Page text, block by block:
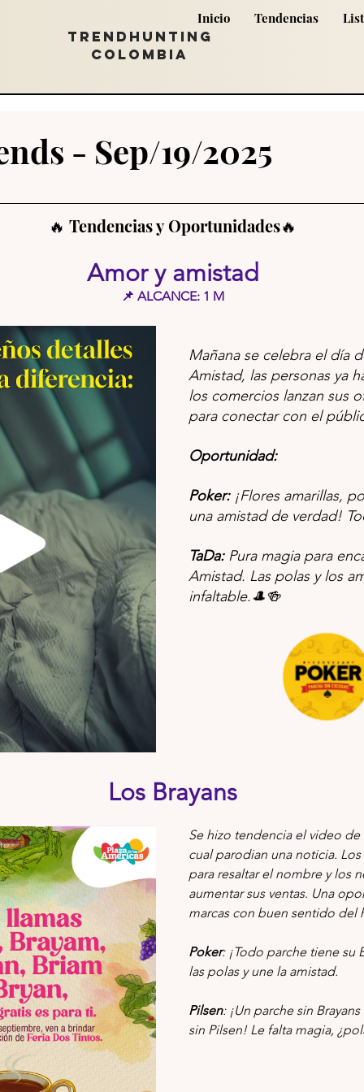
Inicio Tendencias
TRENDHUNTING
COLOMBIA
- Sep/19/2025
🔥 Tendencias y Oportunidades🔥
Amor y amistad
📌 ALCANCE: 1 M
Mañana se celebra el día
Amistad, las personas ya
los comercios lanzan sus
para conectar con el
Oportunidad:
Poker: ¡Flores amarillas,
una amistad de verdad!
TaDa: Pura magia para
Amistad. Las polas y los
infaltable.🎩🍻
Los Brayans
Se hizo tendencia el video de
cual parodian una noticia.
para resaltar el nombre y los
aumentar sus ventas. Una
marcas con buen sentido del
Poker: ¡Todo parche tiene su
las polas y une la amistad.
Pilsen: ¡Un parche sin
sin Pilsen! Le falta magia,